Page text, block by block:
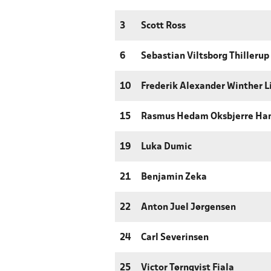
3 Scott Ross
6 Sebastian Viltsborg Thillerup
10 Frederik Alexander Winther
15 Rasmus Hedam Oksbjerre
19 Luka Dumic
21 Benjamin Zeka
22 Anton Juel Jørgensen
24 Carl Severinsen
25 Victor Tørnqvist Fiala